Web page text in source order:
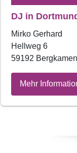
DJ in
Mirko Gerhard
Hellweg 6
59192 Bergkamen
Mehr